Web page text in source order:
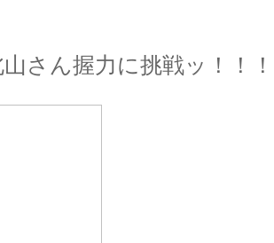
さん握力に挑戦ッ！！！